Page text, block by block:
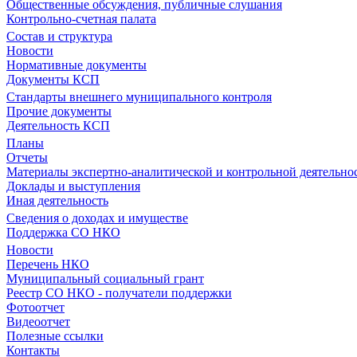
Общественные обсуждения, публичные слушания
Контрольно-счетная палата
Состав и структура
Новости
Нормативные документы
Документы КСП
Стандарты внешнего муниципального контроля
Прочие документы
Деятельность КСП
Планы
Отчеты
Материалы экспертно-аналитической и контрольной
Доклады и выступления
Иная деятельность
Сведения о доходах и имуществе
Поддержка СО НКО
Новости
Перечень НКО
Муниципальный социальный грант
Реестр СО НКО - получатели поддержки
Фотоотчет
Видеоотчет
Полезные ссылки
Контакты